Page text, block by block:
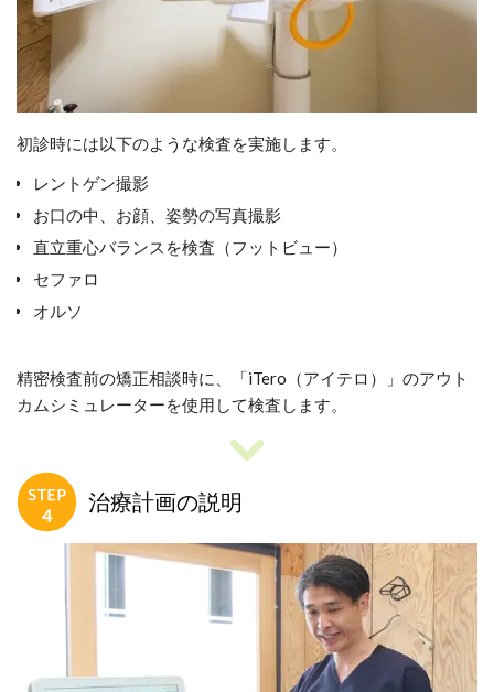
初診時には以下のような検査を実施します。
レントゲン撮影
お口の中、お顔、姿勢の写真撮影
直立重心バランスを検査（フットビュー）
セファロ
オルソ
精密検査前の矯正相談時に、「iTero（アイテロ）」のアウト
カムシミュレーターを使用して検査します。
治療計画の説明